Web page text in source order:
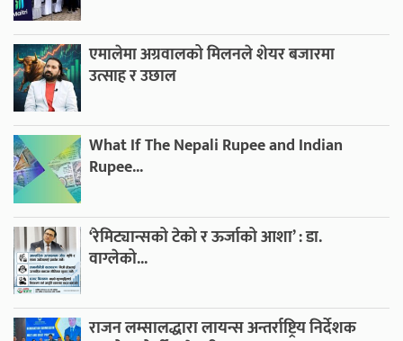
एमालेमा अग्रवालको मिलनले शेयर बजारमा
उत्साह र उछाल
What If The Nepali Rupee and Indian
Rupee...
‘रेमिट्यान्सको टेको र ऊर्जाको आशा’ : डा.
वाग्लेको...
राजन लम्सालद्धारा लायन्स अन्तर्राष्ट्रिय निर्देशक